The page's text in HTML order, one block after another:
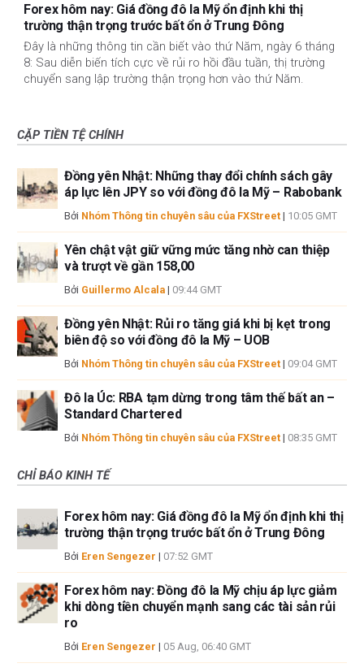
Forex hôm nay: Giá đồng đô la Mỹ ổn định khi thị
trường thận trọng trước bất ổn ở Trung Đông
Đây là những thông tin cần biết vào thứ Năm, ngày 6 tháng
8: Sau diễn biến tích cực về rủi ro hồi đầu tuần, thị trường
chuyển sang lập trường thận trọng hơn vào thứ Năm.
CẶP TIỀN TỆ CHÍNH
Đồng yên Nhật: Những thay đổi chính sách gây
áp lực lên JPY so với đồng đô la Mỹ – Rabobank
Bởi Nhóm Thông tin chuyên sâu của FXStreet | 10:05 GMT
Yên chật vật giữ vững mức tăng nhờ can thiệp
và trượt về gần 158,00
Bởi Guillermo Alcala | 09:44 GMT
Đồng yên Nhật: Rủi ro tăng giá khi bị kẹt trong
biên độ so với đồng đô la Mỹ – UOB
Bởi Nhóm Thông tin chuyên sâu của FXStreet | 09:04 GMT
Đô la Úc: RBA tạm dừng trong tâm thế bất an –
Standard Chartered
Bởi Nhóm Thông tin chuyên sâu của FXStreet | 08:35 GMT
CHỈ BÁO KINH TẾ
Forex hôm nay: Giá đồng đô la Mỹ ổn định khi thị
trường thận trọng trước bất ổn ở Trung Đông
Bởi Eren Sengezer | 07:52 GMT
Forex hôm nay: Đồng đô la Mỹ chịu áp lực giảm
khi dòng tiền chuyển mạnh sang các tài sản rủi
ro
Bởi Eren Sengezer | 05 Aug, 06:40 GMT